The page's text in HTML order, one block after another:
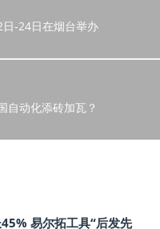
-24日在烟台举办
动化添砖加瓦？
易尔拓工具“后发先